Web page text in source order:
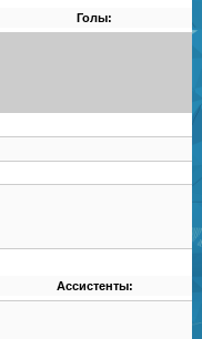
Голы:
Ассистенты: